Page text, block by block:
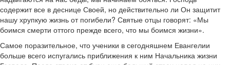
содержит все в деснице Своей, но действительно ли Он защитит
нашу хрупкую жизнь от погибели? Святые отцы говорят: «Мы
боимся смерти оттого прежде всего, что мы боимся жизни».
Самое поразительное, что ученики в сегодняшнем Евангелии
больше всего испугались приближения к ним Начальника жизни